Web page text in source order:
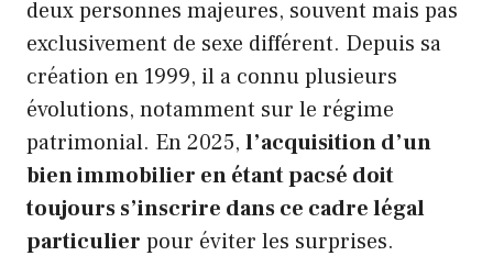
deux personnes majeures, souvent mais pas
exclusivement de sexe différent. Depuis sa
création en 1999, il a connu plusieurs
évolutions, notamment sur le régime
patrimonial. En 2025, l’acquisition d’un
bien immobilier en étant pacsé doit
toujours s’inscrire dans ce cadre légal
particulier pour éviter les surprises.